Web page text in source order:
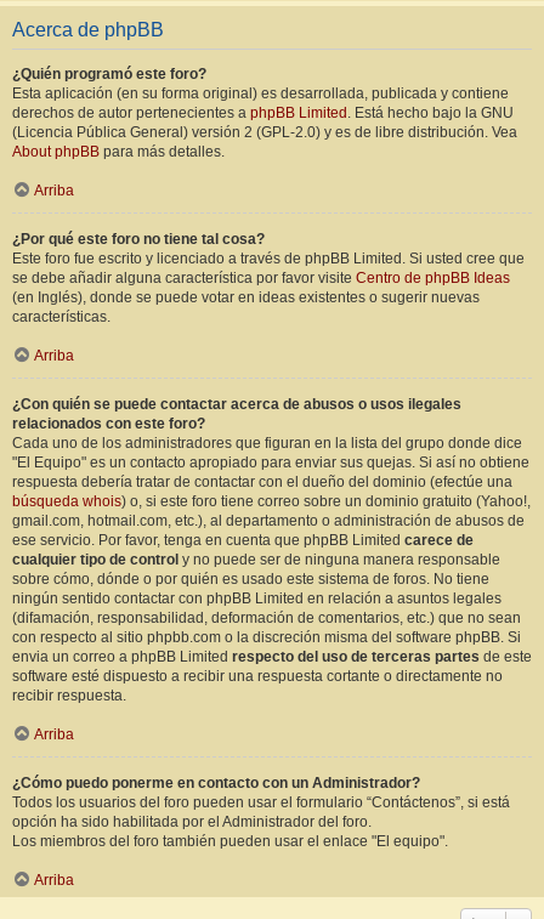
Acerca de phpBB
¿Quién programó este foro?
Esta aplicación (en su forma original) es desarrollada, publicada y contiene
derechos de autor pertenecientes a phpBB Limited . Está hecho bajo la GNU
(Licencia Pública General) versión 2 (GPL-2.0) y es de libre distribución. Vea
About phpBB para más detalles.
Arriba
¿Por qué este foro no tiene tal cosa?
Este foro fue escrito y licenciado a través de phpBB Limited. Si usted cree que
se debe añadir alguna característica por favor visite Centro de phpBB Ideas
(en Inglés), donde se puede votar en ideas existentes o sugerir nuevas
características.
Arriba
¿Con quién se puede contactar acerca de abusos o usos ilegales
relacionados con este foro?
Cada uno de los administradores que figuran en la lista del grupo donde dice
"El Equipo" es un contacto apropiado para enviar sus quejas. Si así no obtiene
respuesta debería tratar de contactar con el dueño del dominio (efectúe una
búsqueda whois) o, si este foro tiene correo sobre un dominio gratuito (Yahoo!,
gmail.com, hotmail.com, etc.), al departamento o administración de abusos de
ese servicio. Por favor, tenga en cuenta que phpBB Limited carece de
cualquier tipo de control y no puede ser de ninguna manera responsable
sobre cómo, dónde o por quién es usado este sistema de foros. No tiene
ningún sentido contactar con phpBB Limited en relación a asuntos legales
(difamación, responsabilidad, deformación de comentarios, etc.) que no sean
con respecto al sitio phpbb.com o la discreción misma del software phpBB. Si
envia un correo a phpBB Limited respecto del uso de terceras partes de este
software esté dispuesto a recibir una respuesta cortante o directamente no
recibir respuesta.
Arriba
¿Cómo puedo ponerme en contacto con un Administrador?
Todos los usuarios del foro pueden usar el formulario “Contáctenos”, si está
opción ha sido habilitada por el Administrador del foro.
Los miembros del foro también pueden usar el enlace "El equipo".
Arriba